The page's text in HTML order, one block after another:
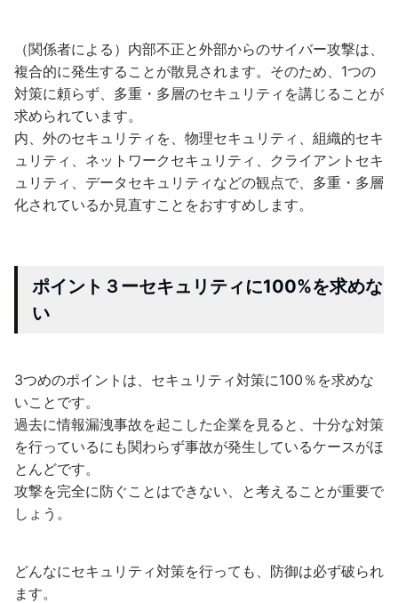
（関係者による）内部不正と外部からのサイバー攻撃は、
複合的に発生することが散見されます。そのため、1つの
対策に頼らず、多重・多層のセキュリティを講じることが
求められています。
内、外のセキュリティを、物理セキュリティ、組織的セキ
ュリティ、ネットワークセキュリティ、クライアントセキ
ュリティ、データセキュリティなどの観点で、多重・多層
化されているか見直すことをおすすめします。
ポイント３ーセキュリティに100%を求めな
い
3つめのポイントは、セキュリティ対策に100％を求めな
いことです。
過去に情報漏洩事故を起こした企業を見ると、十分な対策
を行っているにも関わらず事故が発生しているケースがほ
とんどです。
攻撃を完全に防ぐことはできない、と考えることが重要で
しょう。
どんなにセキュリティ対策を行っても、防御は必ず破られ
ます。